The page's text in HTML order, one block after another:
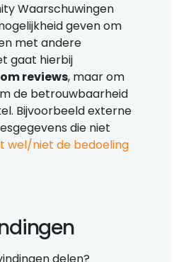
Waarschuwingen
geven om
met andere
gaat hierbij
reviews, maar om
de betrouwbaarheid
Bijvoorbeeld externe
die niet
wel/niet de bedoeling